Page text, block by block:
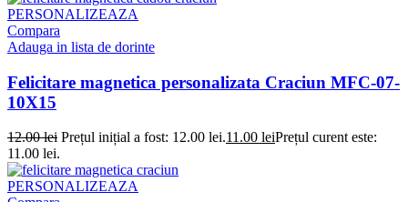
PERSONALIZEAZA
Compara
Adauga in lista de dorinte
Felicitare magnetica personalizata Craciun MFC-07-
10X15
12.00lei Prețul inițial a fost: 12.00 lei.11.00 leiPrețul curent este:
11.00 lei.
PERSONALIZEAZA